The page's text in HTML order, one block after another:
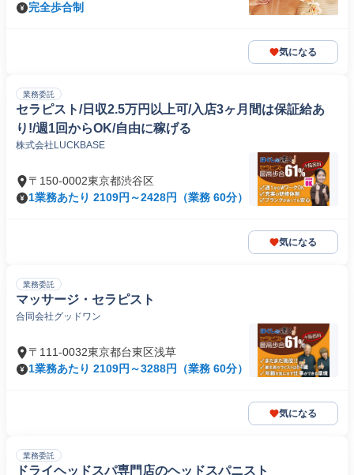
完全歩合制
気になる
業務委託
セラピスト/日収2.5万円以上可/入店3ヶ月間は保証給あ
り!/週1回からOK/自由に稼げる
株式会社LUCKBASE
〒150-0002東京都渋谷区
1業務あたり 2109円～2428円（業務 60分）
気になる
業務委託
マッサージ・セラピスト
合同会社グッドワン
〒111-0032東京都台東区浅草
1業務あたり 2109円～3288円（業務 60分）
気になる
業務委託
ドライヘッドスパ専門店のヘッドスパニスト